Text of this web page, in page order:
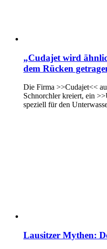
„Cudajet wird
dem Rücken
Die Firma >>Cudajet<<
Schnorchler kreiert, ein
speziell für den
Lausitzer Mythen: